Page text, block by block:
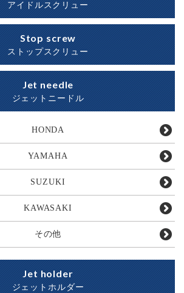
アイドルスクリュー
Stop screw
ストップスクリュー
Jet needle
ジェットニードル
HONDA
YAMAHA
SUZUKI
KAWASAKI
その他
Jet holder
ジェットホルダー